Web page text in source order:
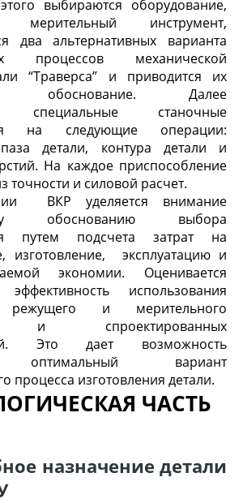
выбираются оборудование,
инструмент,
два альтернативных варианта
процессов механической
“Траверса” и приводится их
обоснование. Далее
специальные станочные
на следующие операции:
детали, контура детали и
На каждое приспособление
точности и силовой расчет.
ВКР уделяется внимание
обоснованию выбора
путем подсчета затрат на
изготовление, эксплуатацию и
экономии. Оценивается
эффективность использования
режущего и мерительного
и спроектированных
Это дает возможность
оптимальный вариант
процесса изготовления детали.
ЧАСТЬ
назначение детали